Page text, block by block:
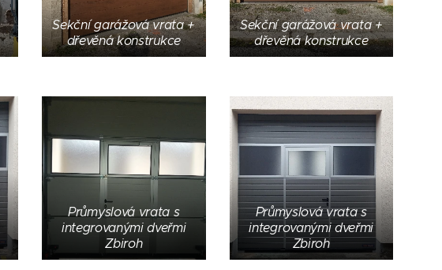
Sekční garážová vrata +
dřevěná konstrukce
Sekční garážová vrata +
dřevěná konstrukce
Průmyslová vrata s
integrovanými dveřmi
Zbiroh
Průmyslová vrata s
integrovanými dveřmi
Zbiroh